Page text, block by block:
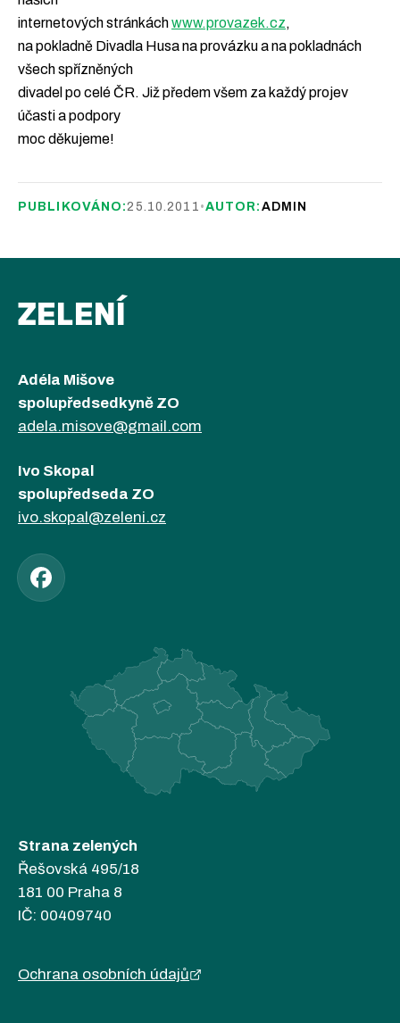
internetových stránkáchwww.provazek.cz,
na pokladně Divadla Husa na provázku a na pokladnách
všech spřízněných
divadel po celé ČR. Již předem všem za každý projev
účasti a podpory
moc děkujeme!
PUBLIKOVÁNO:25.10.2011 •AUTOR: ADMIN
ZELENÍ
Adéla Mišove
spolupředsedkyně ZO
adela.misove@gmail.com
Ivo Skopal
spolupředseda ZO
ivo.skopal@zeleni.cz
Strana zelených
Řešovská 495/18
181 00 Praha 8
IČ: 00409740
Ochrana osobních údajů